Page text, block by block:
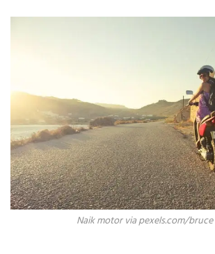
Naik motor via pexels.com/